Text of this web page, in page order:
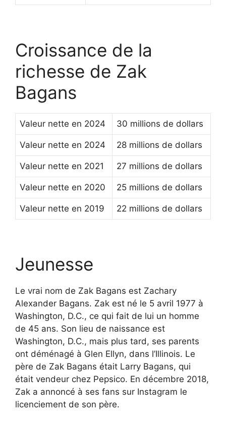
Croissance de la
richesse de Zak
Bagans
Valeur nette en 2024 30 millions de dollars
Valeur nette en 2024 28 millions de dollars
Valeur nette en 2021 27 millions de dollars
Valeur nette en 2020 25 millions de dollars
Valeur nette en 2019 22 millions de dollars
Jeunesse
Le vrai nom de Zak Bagans est Zachary
Alexander Bagans. Zak est né le 5 avril 1977 à
Washington, D.C., ce qui fait de lui un homme
de 45 ans. Son lieu de naissance est
Washington, D.C., mais plus tard, ses parents
ont déménagé à Glen Ellyn, dans l’Illinois. Le
père de Zak Bagans était Larry Bagans, qui
était vendeur chez Pepsico. En décembre 2018,
Zak a annoncé à ses fans sur Instagram le
licenciement de son père.